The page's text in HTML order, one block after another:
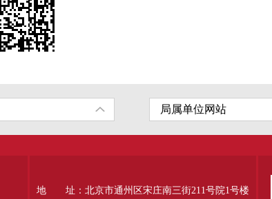
地 址：北京市通州区宋庄南三街211号院1号楼